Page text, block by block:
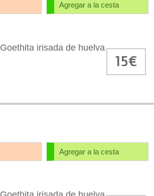
Agregar a la cesta
Goethita irisada de huelva
15€
Agregar a la cesta